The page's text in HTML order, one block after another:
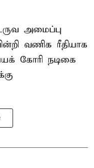
அமைப்பு
வணிக ரீதியாக
கோரி நடிகை